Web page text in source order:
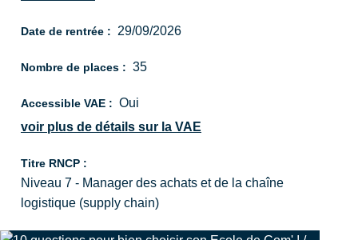
Date de rentrée : 29/09/2026
Nombre de places : 35
Accessible VAE : Oui
voir plus de détails sur la VAE
Titre RNCP :
Niveau 7 - Manager des achats et de la chaîne
logistique (supply chain)